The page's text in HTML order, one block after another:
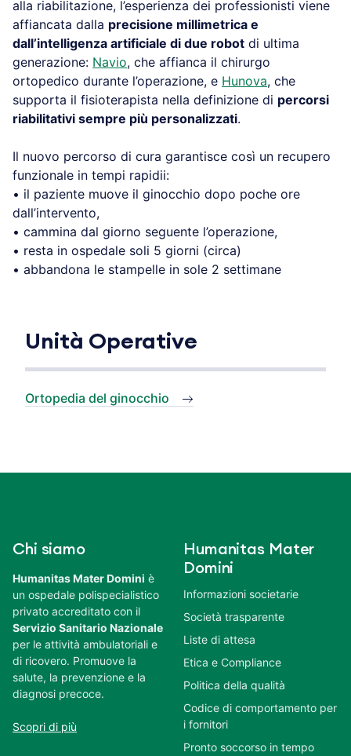
alla riabilitazione, l’esperienza dei professionisti viene
affiancata dalla precisione millimetrica e
dall’intelligenza artificiale di due robot di ultima
generazione: Navio, che affianca il chirurgo
ortopedico durante l’operazione, e Hunova, che
supporta il fisioterapista nella definizione di percorsi
riabilitativi sempre più personalizzati.
Il nuovo percorso di cura garantisce così un recupero
funzionale in tempi rapidii:
• il paziente muove il ginocchio dopo poche ore
dall’intervento,
• cammina dal giorno seguente l’operazione,
• resta in ospedale soli 5 giorni (circa)
• abbandona le stampelle in sole 2 settimane
Unità Operative
Ortopedia del ginocchio
Chi siamo
Humanitas Mater Domini è
un ospedale polispecialistico
privato accreditato con il
Servizio Sanitario Nazionale
per le attività ambulatoriali e
di ricovero. Promuove la
salute, la prevenzione e la
diagnosi precoce.
Scopri di più
Humanitas Mater
Domini
Informazioni societarie
Società trasparente
Liste di attesa
Etica e Compliance
Politica della qualità
Codice di comportamento per
i fornitori
Pronto soccorso in tempo